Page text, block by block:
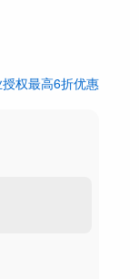
权最高6折优惠